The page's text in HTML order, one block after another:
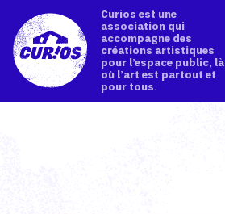
Curios est une
association qui
accompagne des
créations artistiques
pour l’espace public, là
où l’art est partout et
pour tous.